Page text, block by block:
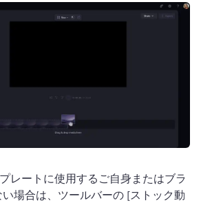
レートに使用するご自身またはブラ
場合は、ツールバーの [ストック動